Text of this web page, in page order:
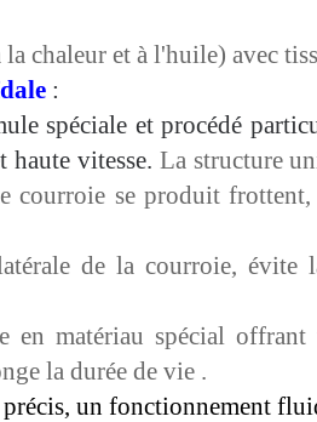
chaleur et à l'huile) avec
:
spéciale et procédé
haute vitesse. La structure
courroie se produit frottent,
de la courroie, évite
en matériau spécial offrant
la durée de vie .
un fonctionnement